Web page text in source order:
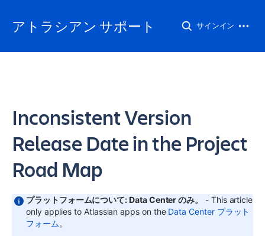
アトラシアン サポート サインイン
Inconsistent Version
Release Date in the Project
Road Map
プラットフォームについて: Data Center のみ。
- This article
only applies to Atlassian apps on the Data Center プラット
フォーム。